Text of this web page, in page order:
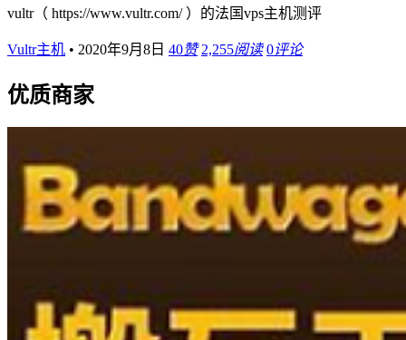
vultr（ https://www.vultr.com/ ）的法国vps主机测评
Vultr主机 • 2020年9月8日 40赞 2,255阅读 0评论
优质商家